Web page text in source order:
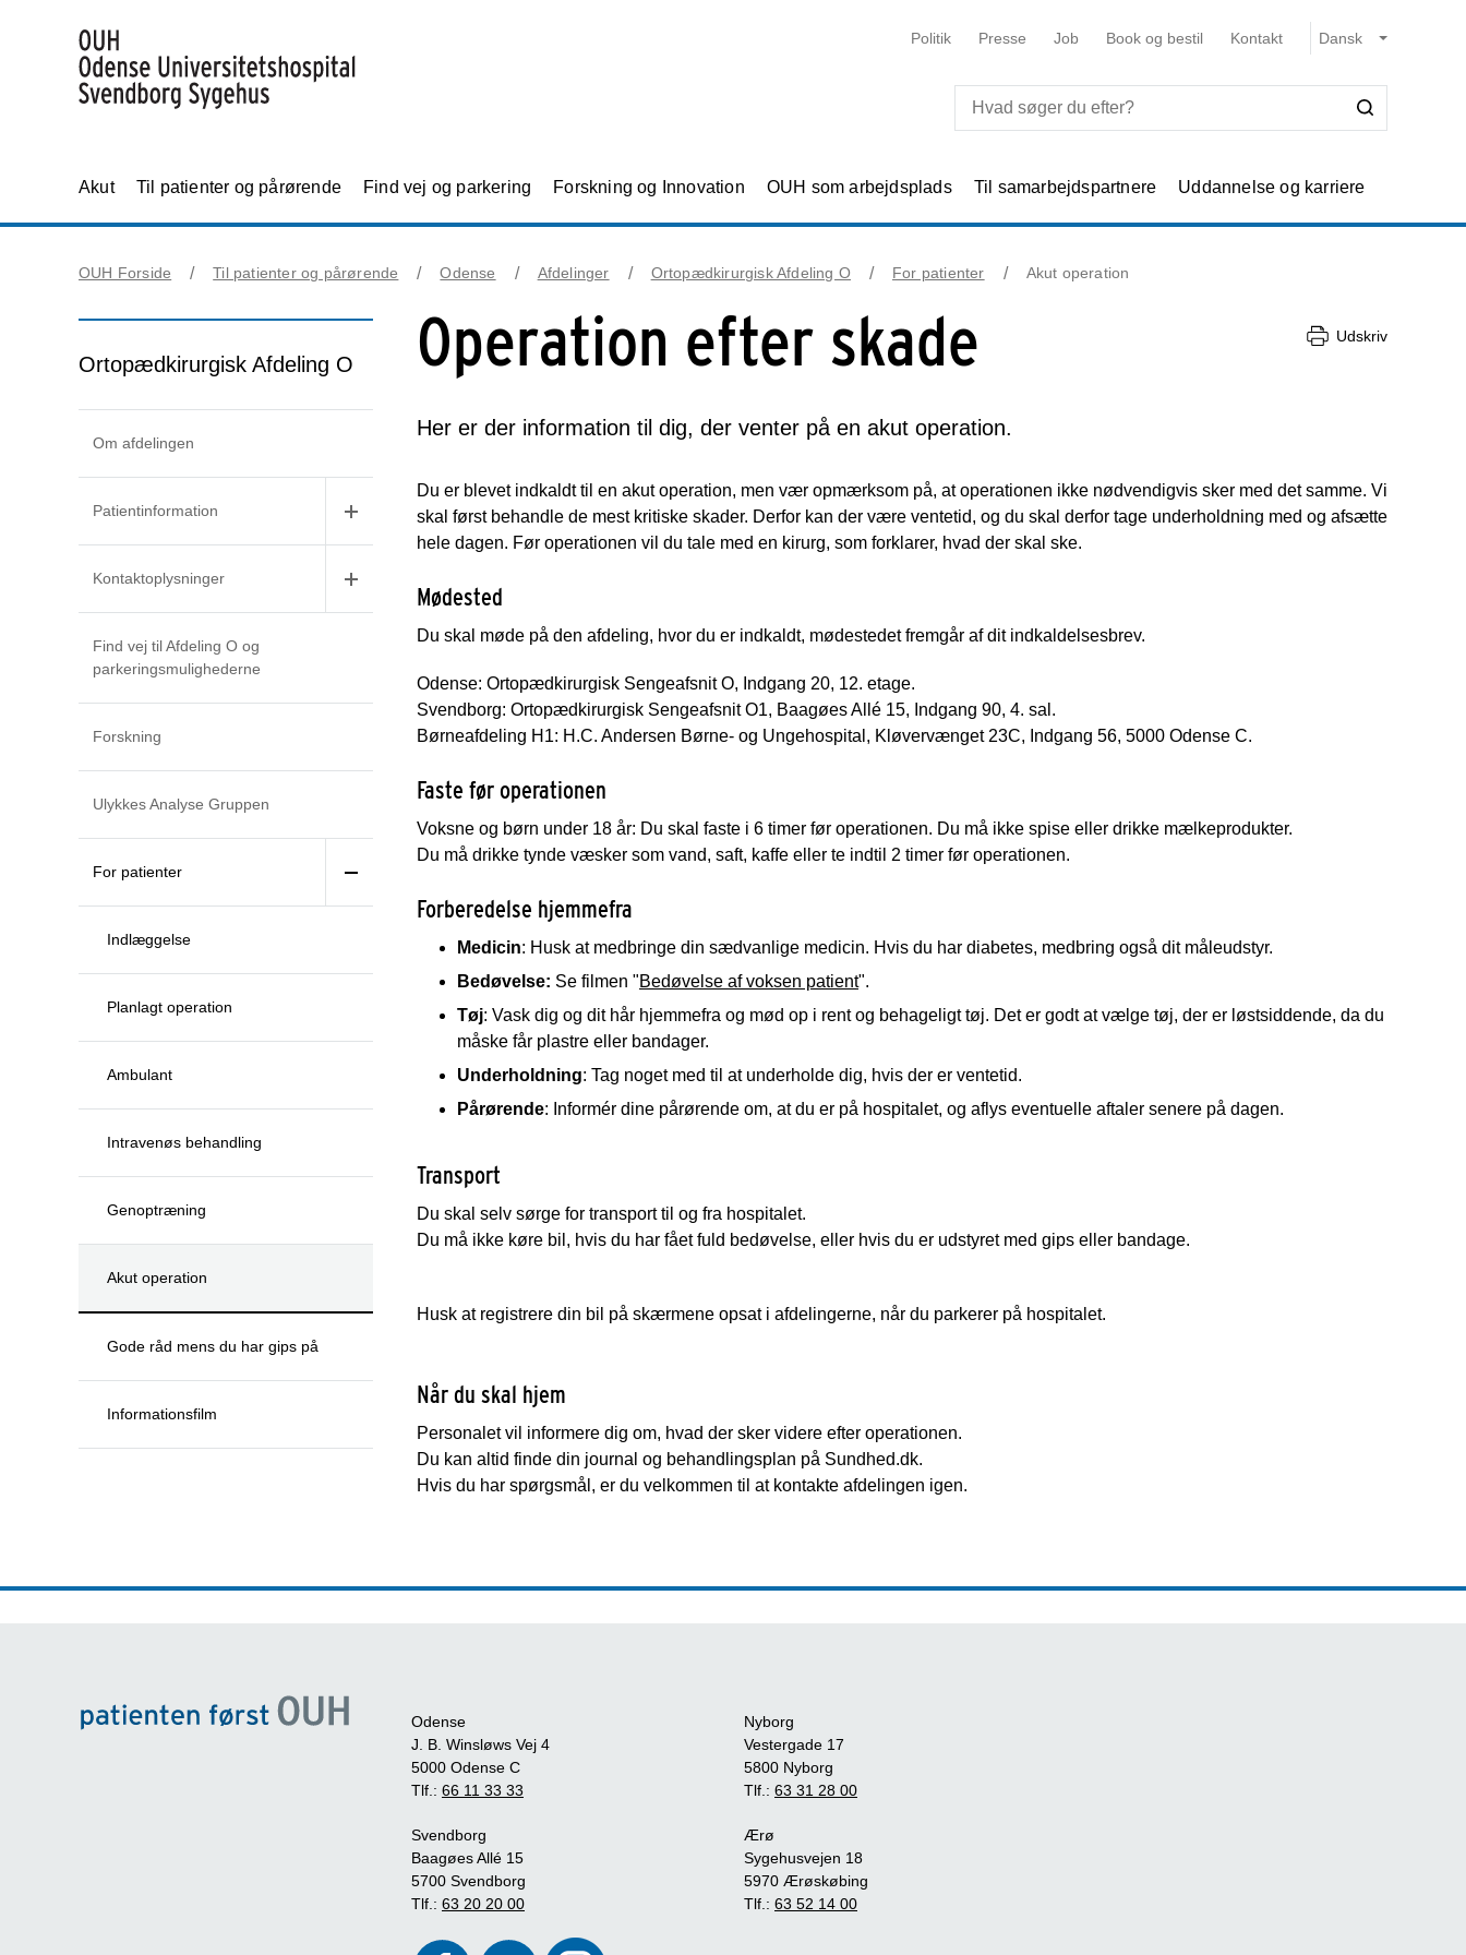
Politik Presse Job Book og bestil Kontakt
Akut Til patienter og pårørende Find vej og parkering Forskning og Innovation OUH som arbejdsplads Til samarbejdspartnere Uddannelse og karriere
OUH Forside Til patienter og pårørende Odense Afdelinger Ortopædkirurgisk Afdeling O For patienter Akut operation
Ortopædkirurgisk Afdeling O
Om afdelingen
Patientinformation
Kontaktoplysninger
Find vej til Afdeling O og
parkeringsmulighederne
Forskning
Ulykkes Analyse Gruppen
For patienter
Indlæggelse
Planlagt operation
Ambulant
Intravenøs behandling
Genoptræning
Akut operation
Gode råd mens du har gips på
Informationsfilm
Operation efter skade Udskriv
Her er der information til dig, der venter på en akut operation.
Du er blevet indkaldt til en akut operation, men vær opmærksom på, at operationen ikke nødvendigvis sker med det samme. Vi
skal først behandle de mest kritiske skader. Derfor kan der være ventetid, og du skal derfor tage underholdning med og afsætte
hele dagen. Før operationen vil du tale med en kirurg, som forklarer, hvad der skal ske.
Mødested
Du skal møde på den afdeling, hvor du er indkaldt, mødestedet fremgår af dit indkaldelsesbrev.
Odense: Ortopædkirurgisk Sengeafsnit O, Indgang 20, 12. etage.
Svendborg: Ortopædkirurgisk Sengeafsnit O1, Baagøes Allé 15, Indgang 90, 4. sal.
Børneafdeling H1: H.C. Andersen Børne- og Ungehospital, Kløvervænget 23C, Indgang 56, 5000 Odense C.
Faste før operationen
Voksne og børn under 18 år: Du skal faste i 6 timer før operationen. Du må ikke spise eller drikke mælkeprodukter.
Du må drikke tynde væsker som vand, saft, kaffe eller te indtil 2 timer før operationen.
Forberedelse hjemmefra
Medicin: Husk at medbringe din sædvanlige medicin. Hvis du har diabetes, medbring også dit måleudstyr.
Bedøvelse: Se filmen "Bedøvelse af voksen patient".
Tøj: Vask dig og dit hår hjemmefra og mød op i rent og behageligt tøj. Det er godt at vælge tøj, der er løstsiddende, da du
måske får plastre eller bandager.
Underholdning: Tag noget med til at underholde dig, hvis der er ventetid.
Pårørende: Informér dine pårørende om, at du er på hospitalet, og aflys eventuelle aftaler senere på dagen.
Transport
Du skal selv sørge for transport til og fra hospitalet.
Du må ikke køre bil, hvis du har fået fuld bedøvelse, eller hvis du er udstyret med gips eller bandage.
Husk at registrere din bil på skærmene opsat i afdelingerne, når du parkerer på hospitalet.
Når du skal hjem
Personalet vil informere dig om, hvad der sker videre efter operationen.
Du kan altid finde din journal og behandlingsplan på Sundhed.dk.
Hvis du har spørgsmål, er du velkommen til at kontakte afdelingen igen.
Odense
J. B. Winsløws Vej 4
5000 Odense C
Tlf.: 66 11 33 33
Svendborg
Baagøes Allé 15
5700 Svendborg
Tlf.: 63 20 20 00
Nyborg
Vestergade 17
5800 Nyborg
Tlf.: 63 31 28 00
Ærø
Sygehusvejen 18
5970 Ærøskøbing
Tlf.: 63 52 14 00